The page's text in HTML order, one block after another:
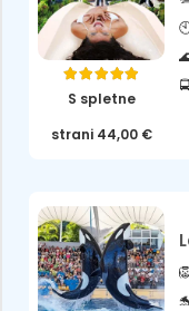
Ocenjeno 5.00
S spletne
strani 44,00 €